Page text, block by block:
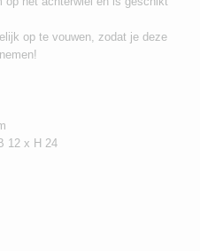
op te vouwen, zodat je deze
12 x H 24